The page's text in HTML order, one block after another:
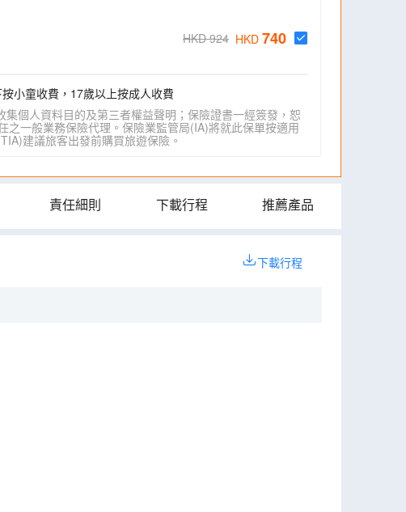
HKD 924 HKD 740
小童收費，17歲以上按成人收費
個人資料目的及第三者權益聲明；保險證書一經簽發，恕
一般業務保險代理。保險業監管局(IA)將就此保單按適用
建議旅客出發前購買旅遊保險。
責任細則 下載行程 推薦產品
下載行程